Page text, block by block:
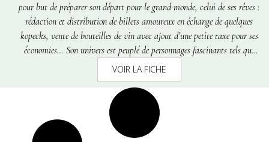
pour but de préparer son départ pour le grand monde, celui de ses rêves :
rédaction et distribution de billets amoureux en échange de quelques
kopecks, vente de bouteilles de vin avec ajout d’une petite taxe pour ses
économies… Son univers est peuplé de personnages fascinants tels que
tante Muza, oncle Ștefan (qui a le regard de celui qui a fait la guerre),
la vieille Dochia (la guérisseuse qui guérit les chagrins des autres avant
de soigner le sien), nana Raia (la bibliothécaire dont toute la famille a
été envoyée en Sibérie). La voix solaire et tempétueuse de la petite fille
nous accompagne au fil des pages, et Lorina Bălteanu retranscrit
admirablement la solitude, les angoisses et les réflexions obsessionnelles,
VOIR LA FICHE